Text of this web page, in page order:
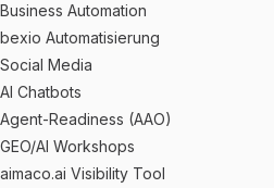
Business Automation
bexio Automatisierung
Social Media
AI Chatbots
Agent-Readiness (AAO)
GEO/AI Workshops
aimaco.ai Visibility Tool